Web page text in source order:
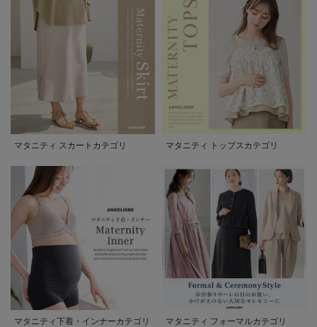
マタニティ スカートカテゴリ マタニティ トップスカテゴリ
マタニティ下着・インナーカテゴリ マタニティ フォーマルカテゴリ